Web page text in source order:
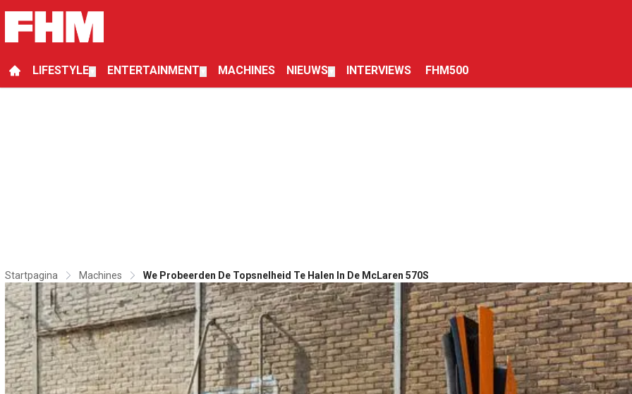
LIFESTYLE ENTERTAINMENT MACHINES NIEUWS INTERVIEWS FHM500
Startpagina Machines We Probeerden De Topsnelheid Te Halen In De McLaren 570S